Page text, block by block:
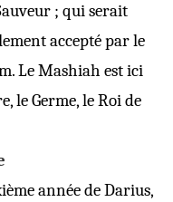
; qui serait
accepté par le
Le Mashiah est ici
le Germe, le Roi de
année de Darius,